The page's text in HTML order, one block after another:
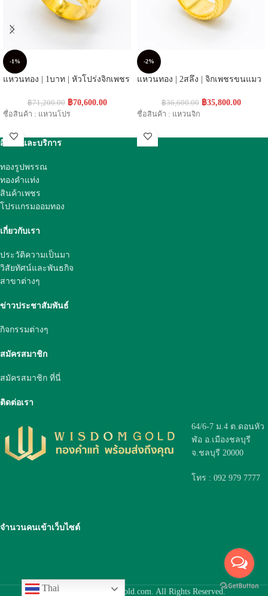
-1%
แหวนทอง | 1บาท | หัวโปร่งจิกเพชร
฿71,200.00 ฿70,600.00
ชื่อสินค้า : แหวนโปร
-2%
แหวนทอง | 2สลึง | จิกเพชรขนแมว
฿36,600.00 ฿35,800.00
ชื่อสินค้า : แหวนจิก
สินค้าและบริการ
ทองรูปพรรณ
ทองคำแท่ง
สินค้าเพชร
โปรแกรมออมทอง
เกี่ยวกับเรา
ประวัติความเป็นมา
วิสัยทัศน์และพันธกิจ
สาขาต่างๆ
ข่าวประชาสัมพันธ์
กิจกรรมต่างๆ
สมัครสมาชิก
สมัครสมาชิก ที่นี่
ติดต่อเรา
64/6-7 ม.4 ต.ดอนหัว
ฬ่อ อ.เมืองชลบุรี
จ.ชลบุรี 20000
โทร : 092 979 7777
จำนวนคนเข้าเว็บไซต์
© 2019 www.wisdom-gold.com. All Rights Reserved.
Thai